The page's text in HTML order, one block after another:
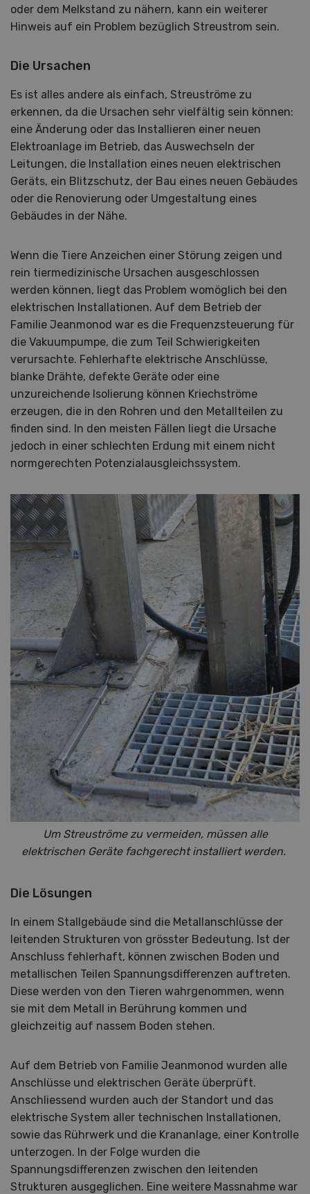
oder dem Melkstand zu nähern, kann ein weiterer
Hinweis auf ein Problem bezüglich Streustrom sein.
Die Ursachen
Es ist alles andere als einfach, Streuströme zu
erkennen, da die Ursachen sehr vielfältig sein können:
eine Änderung oder das Installieren einer neuen
Elektroanlage im Betrieb, das Auswechseln der
Leitungen, die Installation eines neuen elektrischen
Geräts, ein Blitzschutz, der Bau eines neuen Gebäudes
oder die Renovierung oder Umgestaltung eines
Gebäudes in der Nähe.
Wenn die Tiere Anzeichen einer Störung zeigen und
rein tiermedizinische Ursachen ausgeschlossen
werden können, liegt das Problem womöglich bei den
elektrischen Installationen. Auf dem Betrieb der
Familie Jeanmonod war es die Frequenzsteuerung für
die Vakuumpumpe, die zum Teil Schwierigkeiten
verursachte. Fehlerhafte elektrische Anschlüsse,
blanke Drähte, defekte Geräte oder eine
unzureichende Isolierung können Kriechströme
erzeugen, die in den Rohren und den Metallteilen zu
finden sind. In den meisten Fällen liegt die Ursache
jedoch in einer schlechten Erdung mit einem nicht
normgerechten Potenzialausgleichssystem.
Um Streuströme zu vermeiden, müssen alle
elektrischen Geräte fachgerecht installiert werden.
Die Lösungen
In einem Stallgebäude sind die Metallanschlüsse der
leitenden Strukturen von grösster Bedeutung. Ist der
Anschluss fehlerhaft, können zwischen Boden und
metallischen Teilen Spannungsdifferenzen auftreten.
Diese werden von den Tieren wahrgenommen, wenn
sie mit dem Metall in Berührung kommen und
gleichzeitig auf nassem Boden stehen.
Auf dem Betrieb von Familie Jeanmonod wurden alle
Anschlüsse und elektrischen Geräte überprüft.
Anschliessend wurden auch der Standort und das
elektrische System aller technischen Installationen,
sowie das Rührwerk und die Krananlage, einer Kontrolle
unterzogen. In der Folge wurden die
Spannungsdifferenzen zwischen den leitenden
Strukturen ausgeglichen. Eine weitere Massnahme war